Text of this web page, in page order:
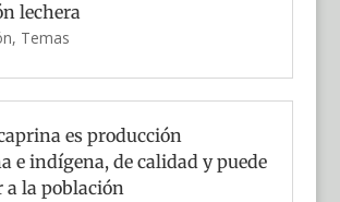
lechera
, Temas
es producción
e indígena, de calidad y puede
la población